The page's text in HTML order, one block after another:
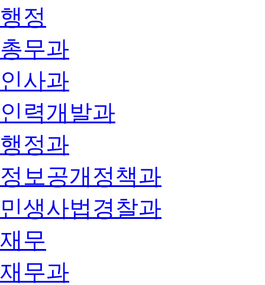
행정
총무과
인사과
인력개발과
행정과
정보공개정책과
민생사법경찰과
재무
재무과